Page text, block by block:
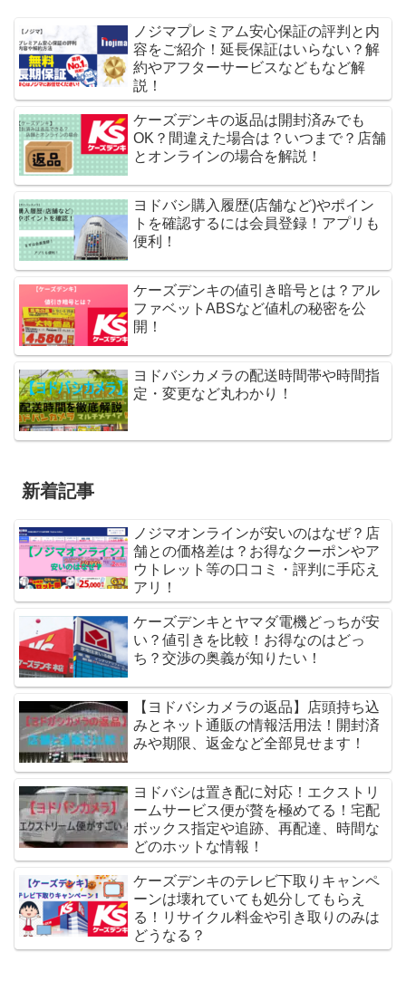
ノジマプレミアム安心保証の評判と内
容をご紹介！延長保証はいらない？解
約やアフターサービスなどもなど解
説！
ケーズデンキの返品は開封済みでも
OK？間違えた場合は？いつまで？店舗
とオンラインの場合を解説！
ヨドバシ購入履歴(店舗など)やポイン
トを確認するには会員登録！アプリも
便利！
ケーズデンキの値引き暗号とは？アル
ファベットABSなど値札の秘密を公
開！
ヨドバシカメラの配送時間帯や時間指
定・変更など丸わかり！
新着記事
ノジマオンラインが安いのはなぜ？店
舗との価格差は？お得なクーポンやア
ウトレット等の口コミ・評判に手応え
アリ！
ケーズデンキとヤマダ電機どっちが安
い？値引きを比較！お得なのはどっ
ち？交渉の奥義が知りたい！
【ヨドバシカメラの返品】店頭持ち込
みとネット通販の情報活用法！開封済
みや期限、返金など全部見せます！
ヨドバシは置き配に対応！エクストリ
ームサービス便が贅を極めてる！宅配
ボックス指定や追跡、再配達、時間な
どのホットな情報！
ケーズデンキのテレビ下取りキャンペ
ーンは壊れていても処分してもらえ
る！リサイクル料金や引き取りのみは
どうなる？